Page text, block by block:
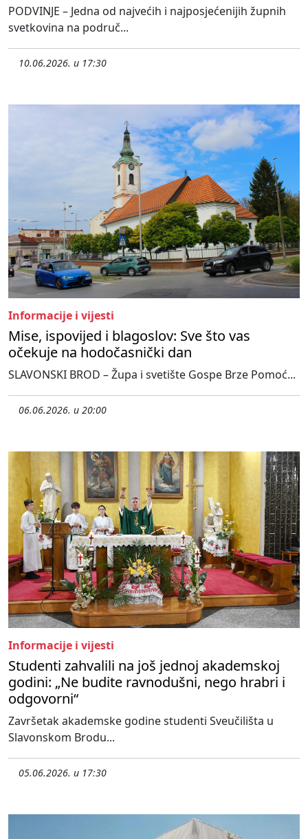
PODVINJE – Jedna od najvećih i najposjećenijih župnih
svetkovina na područ...
10.06.2026. u 17:30
Informacije i vijesti
Mise, ispovijed i blagoslov: Sve što vas
očekuje na hodočasnički dan
SLAVONSKI BROD – Župa i svetište Gospe Brze Pomoć...
06.06.2026. u 20:00
Informacije i vijesti
Studenti zahvalili na još jednoj akademskoj
godini: „Ne budite ravnodušni, nego hrabri i
odgovorni“
Završetak akademske godine studenti Sveučilišta u
Slavonskom Brodu...
05.06.2026. u 17:30